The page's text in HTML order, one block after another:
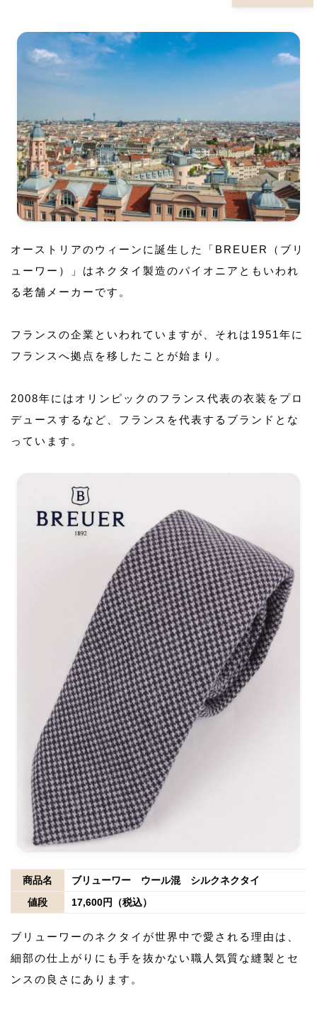
オーストリアのウィーンに誕生した「BREUER（ブリ
ューワー）」はネクタイ製造のパイオニアともいわれ
る老舗メーカーです。
フランスの企業といわれていますが、それは1951年に
フランスへ拠点を移したことが始まり。
2008年にはオリンピックのフランス代表の衣装をプロ
デュースするなど、フランスを代表するブランドとな
っています。
商品名
ブリューワー ウール混 シルクネクタイ
値段
17,600円（税込）
ブリューワーのネクタイが世界中で愛される理由は、
細部の仕上がりにも手を抜かない職人気質な縫製とセ
ンスの良さにあります。